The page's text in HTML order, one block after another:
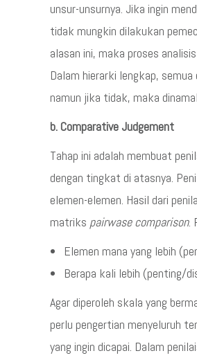
unsur-unsurnya. Jika ingin
tidak mungkin dilakukan
alasan ini, maka proses
Dalam hierarki lengkap,
namun jika tidak, maka
b. Comparative Judgement
Tahap ini adalah membuat
dengan tingkat di atasnya.
elemen-elemen. Hasil dari
matriks pairwase comparison.
Elemen mana yang lebih
Berapa kali lebih (penting/
Agar diperoleh skala yang
perlu pengertian menyeluruh
yang ingin dicapai. Dalam